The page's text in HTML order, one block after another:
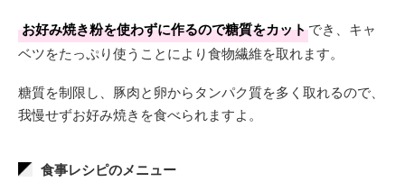
お好み焼き粉を使わずに作るので糖質をカットでき、キャ
ベツをたっぷり使うことにより食物繊維を取れます。
糖質を制限し、豚肉と卵からタンパク質を多く取れるので、
我慢せずお好み焼きを食べられますよ。
食事レシピのメニュー